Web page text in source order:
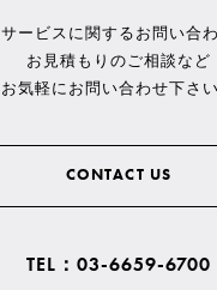
サービスに関するお問い合
お見積もりのご相談など
お気軽にお問い合わせ下さい
CONTACT US
TEL：03-6659-6700